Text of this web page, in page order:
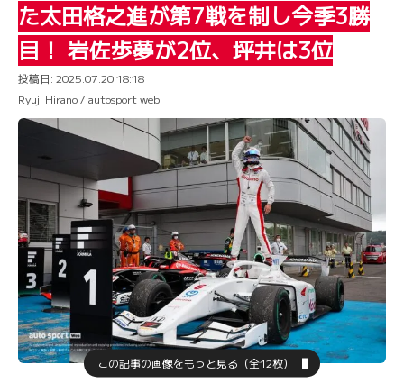
た太田格之進が第7戦を制し今季3勝
目！ 岩佐歩夢が2位、坪井は3位
投稿日: 2025.07.20 18:18
Ryuji Hirano / autosport web
この記事の画像をもっと見る（全12枚）